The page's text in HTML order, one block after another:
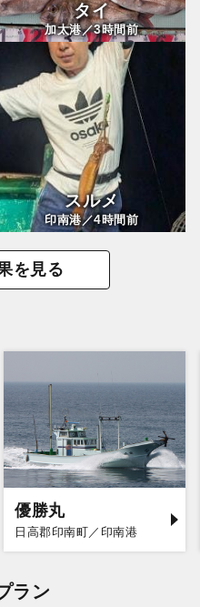
タイ
加太港／3時間前
スルメ
印南港／4時間前
を見る
優勝丸
日高郡印南町／印南港
ラン